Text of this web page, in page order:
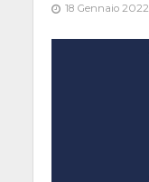
18 Gennaio 2022